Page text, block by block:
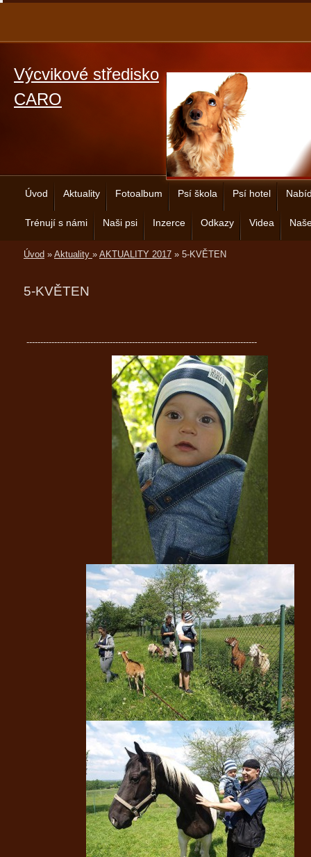
Výcvikové středisko
CARO
Úvod Aktuality Fotoalbum Psí škola Psí hotel
Trénují s námi Naši psi Inzerce Odkazy Videa
Úvod » Aktuality » AKTUALITY 2017 » 5-KVĚTEN
5-KVĚTEN
-----------------------------------------------------------------------------------